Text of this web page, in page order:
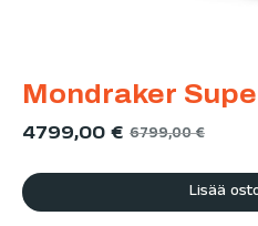
Mondraker
4799,00€ 6799,00€
Lisää